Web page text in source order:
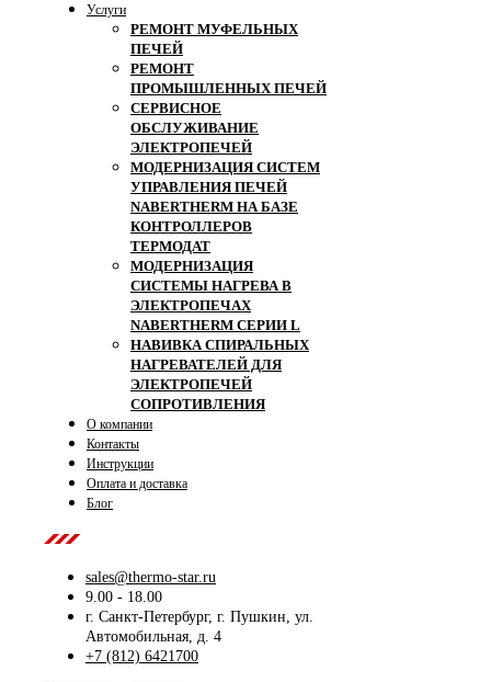
Услуги
РЕМОНТ МУФЕЛЬНЫХ
ПЕЧЕЙ
РЕМОНТ
ПРОМЫШЛЕННЫХ ПЕЧЕЙ
СЕРВИСНОЕ
ОБСЛУЖИВАНИЕ
ЭЛЕКТРОПЕЧЕЙ
МОДЕРНИЗАЦИЯ СИСТЕМ
УПРАВЛЕНИЯ ПЕЧЕЙ
NABERTHERM НА БАЗЕ
КОНТРОЛЛЕРОВ
ТЕРМОДАТ
МОДЕРНИЗАЦИЯ
СИСТЕМЫ НАГРЕВА В
ЭЛЕКТРОПЕЧАХ
NABERTHERM СЕРИИ L
НАВИВКА СПИРАЛЬНЫХ
НАГРЕВАТЕЛЕЙ ДЛЯ
ЭЛЕКТРОПЕЧЕЙ
СОПРОТИВЛЕНИЯ
О компании
Контакты
Инструкции
Оплата и доставка
Блог
sales@thermo-star.ru
9.00 - 18.00
г. Санкт-Петербург, г. Пушкин, ул.
Автомобильная, д. 4
+7 (812) 6421700